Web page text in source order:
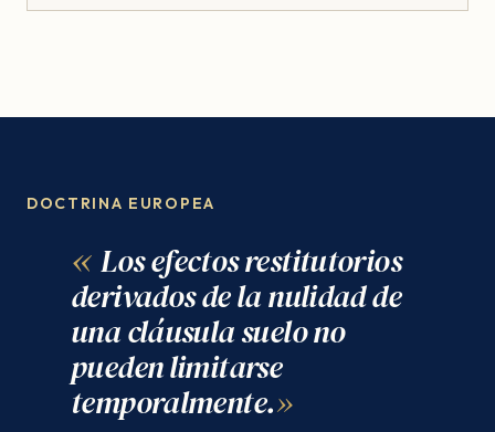
DOCTRINA EUROPEA
Los efectos restitutorios
derivados de la nulidad de
una cláusula suelo no
pueden limitarse
temporalmente.